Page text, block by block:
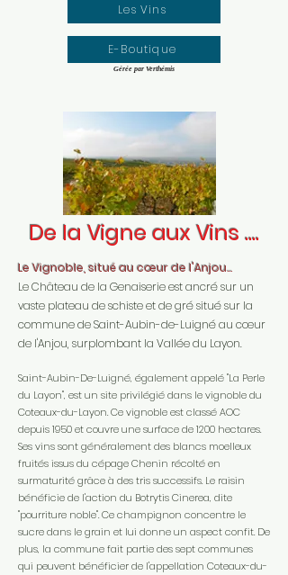
Les Vins
E-Boutique
Gérée par Verthémis
De la Vigne aux Vins ....
Le Vignoble, situé au cœur de l'Anjou...
Le Château de la Genaiserie est ancré sur un
vaste plateau de schiste et de gré situé sur la
commune de Saint-Aubin-de-Luigné au cœur
de l'Anjou, surplombant la Vallée du Layon.
Saint-Aubin-De-Luigné, également appelé "La Perle
du Layon", est un site privilégié dans le vignoble du
Coteaux-du-Layon. Ce vignoble est classé AOC
depuis 1950 et couvre une surface de 1200 hectares.
Ses vins sont généralement des blancs moelleux
fruités issus du cépage Chenin récolté en
surmaturité grâce à des tris successifs. Le raisin
bénéficie de l'action du Botrytis Cinerea, dite
"pourriture noble". Ce champignon concentre le
sucre dans le grain et lui donne un aspect confit. De
plus, la commune fait partie des sept communes
qui peuvent bénéficier de l'appellation Coteaux-du-